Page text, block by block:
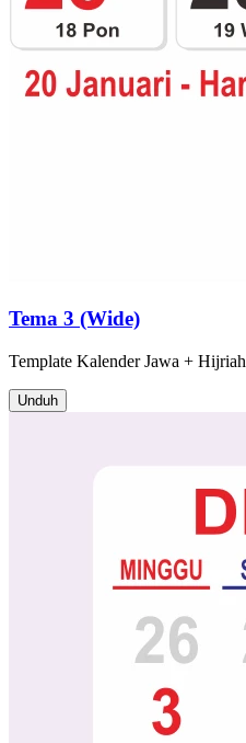
Tema 3 (Wide)
Template Kalender Jawa + Hijriah
Unduh